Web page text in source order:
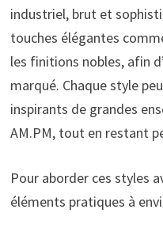
industriel, brut et
touches élégantes
les finitions nobles, afin
marqué. Chaque style
inspirants de grandes
AM.PM, tout en restant
Pour aborder ces styles
éléments pratiques à